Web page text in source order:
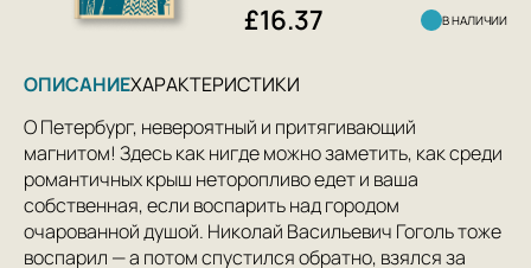
£16.37 В НАЛИЧИИ
ОПИСАНИЕХАРАКТЕРИСТИКИ
О Петербург, невероятный и притягивающий
магнитом! Здесь как нигде можно заметить, как среди
романтичных крыш неторопливо едет и ваша
собственная, если воспарить над городом
очарованной душой. Николай Васильевич Гоголь тоже
воспарил — а потом спустился обратно, взялся за